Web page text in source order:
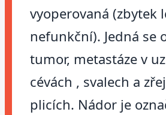
vyoperovaná (zbytek
nefunkční). Jedná se
tumor, metastáze v
cévách , svalech a
plicích. Nádor je